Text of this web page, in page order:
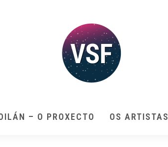
– O PROXECTO OS ARTISTAS